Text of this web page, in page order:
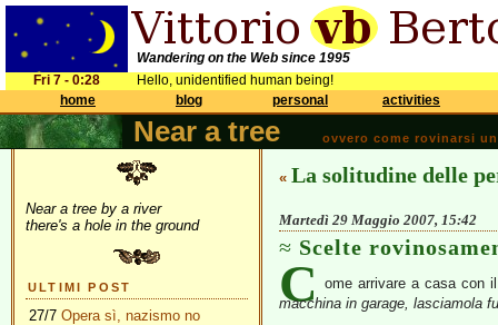
Wandering on the Web since 1995
Fri 7 - 0:28
Hello, unidentified human being!
home
blog personal activities
Near a tree ovvero come rovinarsi
Near a tree by a river
there's a hole in the ground
ULTIMI POST
27/7 Opera sì, nazismo no
« La solitudine delle
Martedì 29 Maggio 2007, 15:42
Scelte
C ome arrivare a casa con
macchina in garage, lasciamola